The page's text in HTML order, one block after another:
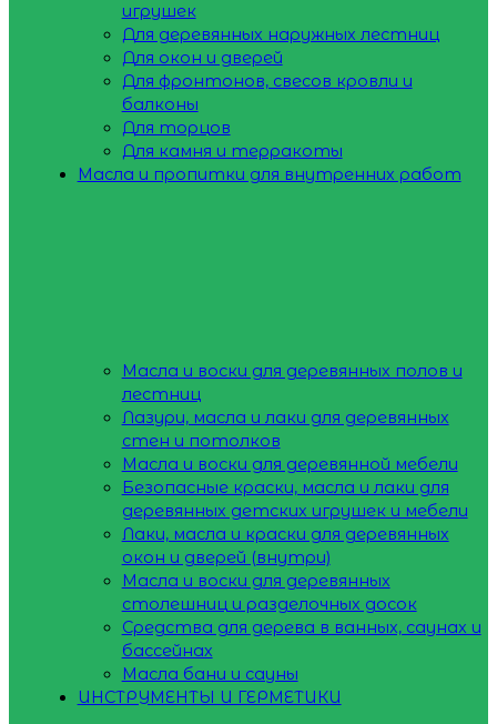
игрушек
Для деревянных наружных лестниц
Для окон и дверей
Для фронтонов, свесов кровли и
балконы
Для торцов
Для камня и терракоты
Масла и пропитки для внутренних работ
Масла и воски для деревянных полов и
лестниц
Лазури, масла и лаки для деревянных
стен и потолков
Масла и воски для деревянной мебели
Безопасные краски, масла и лаки для
деревянных детских игрушек и мебели
Лаки, масла и краски для деревянных
окон и дверей (внутри)
Масла и воски для деревянных
столешниц и разделочных досок
Средства для дерева в ванных, саунах и
бассейнах
Масла бани и сауны
ИНСТРУМЕНТЫ И ГЕРМЕТИКИ